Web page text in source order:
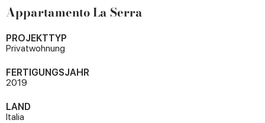
Appartamento La Serra
PROJEKTTYP
Privatwohnung
FERTIGUNGSJAHR
2019
LAND
Italia